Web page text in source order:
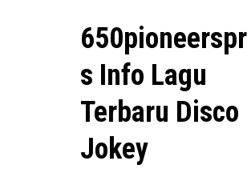
s Info Lagu
Terbaru Disco
Jokey